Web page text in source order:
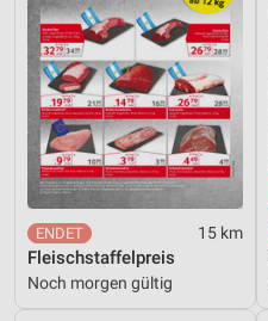
15 km
Fleischstaffelpreis
Noch morgen gültig